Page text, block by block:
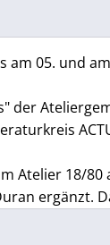
am 05. und
der
Atelier 18/
ergänzt.